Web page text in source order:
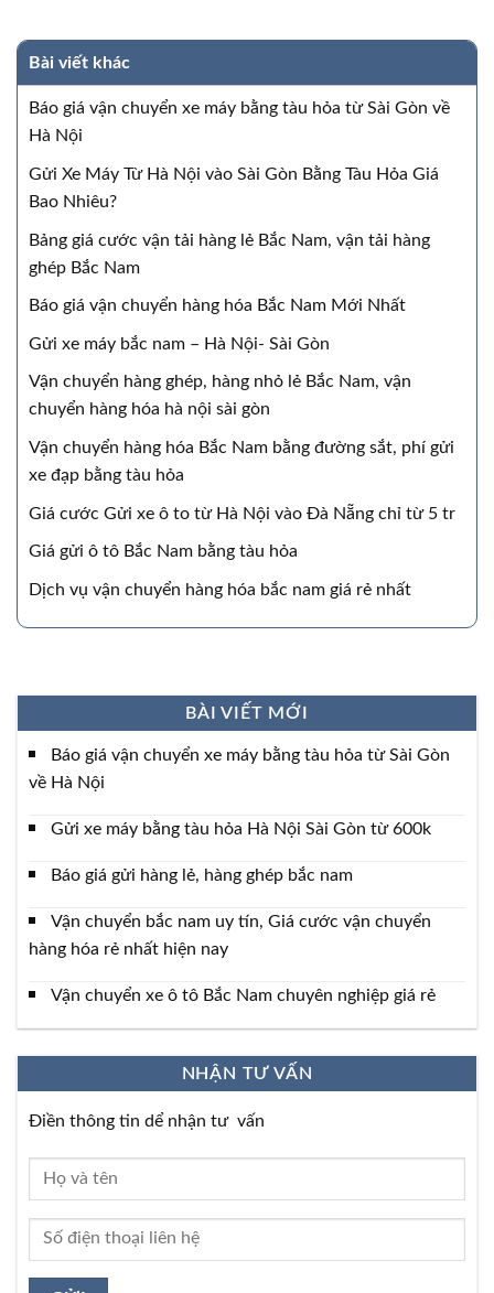
Bài viết khác
Báo giá vận chuyển xe máy bằng tàu hỏa từ Sài Gòn về
Hà Nội
Gửi Xe Máy Từ Hà Nội vào Sài Gòn Bằng Tàu Hỏa Giá
Bao Nhiêu?
Bảng giá cước vận tải hàng lẻ Bắc Nam, vận tải hàng
ghép Bắc Nam
Báo giá vận chuyển hàng hóa Bắc Nam Mới Nhất
Gửi xe máy bắc nam – Hà Nội- Sài Gòn
Vận chuyển hàng ghép, hàng nhỏ lẻ Bắc Nam, vận
chuyển hàng hóa hà nội sài gòn
Vận chuyển hàng hóa Bắc Nam bằng đường sắt, phí gửi
xe đạp bằng tàu hỏa
Giá cước Gửi xe ô to từ Hà Nội vào Đà Nẵng chỉ từ 5 tr
Giá gửi ô tô Bắc Nam bằng tàu hỏa
Dịch vụ vận chuyển hàng hóa bắc nam giá rẻ nhất
BÀI VIẾT MỚI
Báo giá vận chuyển xe máy bằng tàu hỏa từ Sài Gòn
về Hà Nội
Gửi xe máy bằng tàu hỏa Hà Nội Sài Gòn từ 600k
Báo giá gửi hàng lẻ, hàng ghép bắc nam
Vận chuyển bắc nam uy tín, Giá cước vận chuyển
hàng hóa rẻ nhất hiện nay
Vận chuyển xe ô tô Bắc Nam chuyên nghiệp giá rẻ
NHẬN TƯ VẤN
Điền thông tin dể nhận tư vấn